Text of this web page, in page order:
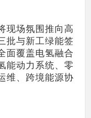
现场氛围推向高
批与新工绿能签
面覆盖电氢融合
能动力系统、零
维、跨境能源协